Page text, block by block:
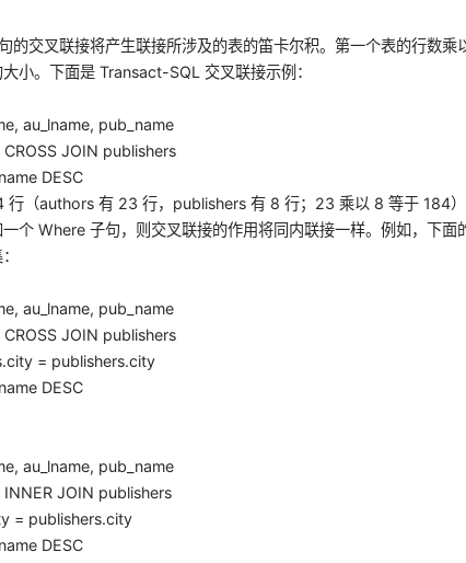
的交叉联接将产生联接所涉及的表的笛卡尔积。第一个表的行数乘
小。下面是 Transact-SQL 交叉联接示例：
au_lname, pub_name
JOIN publishers
DESC
行（authors 有 23 行，publishers 有 8 行；23 乘以 8 等于 184）
个 Where 子句，则交叉联接的作用将同内联接一样。例如，下
au_lname, pub_name
JOIN publishers
= publishers.city
DESC
au_lname, pub_name
INNER JOIN publishers
= publishers.city
DESC